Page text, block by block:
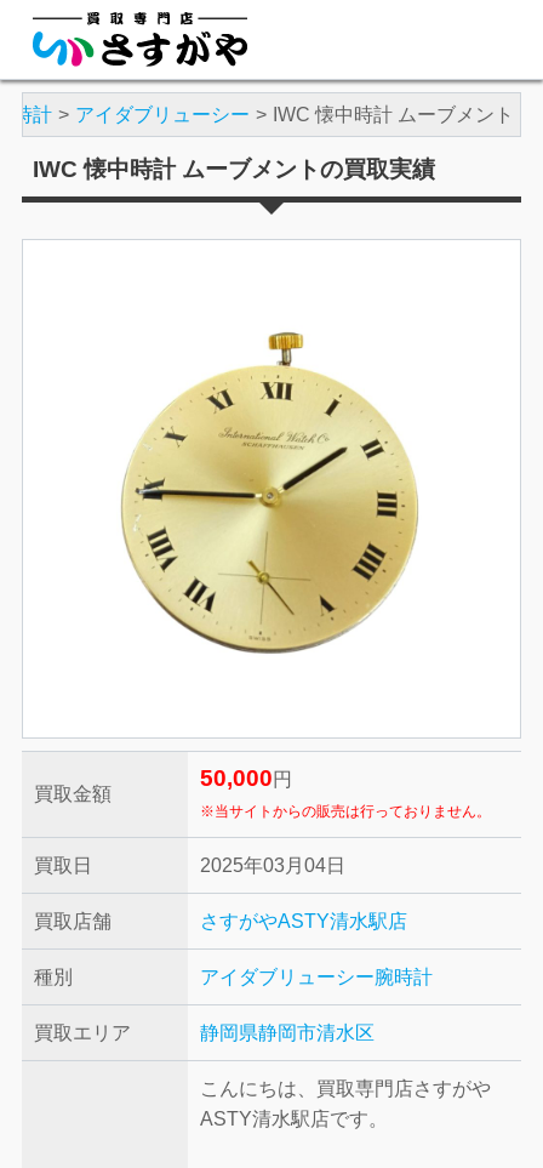
時計 アイダブリューシー IWC 懐中時計 ムーブメント
IWC 懐中時計 ムーブメントの買取実績
買取金額
50,000 円
※当サイトからの販売は行っておりません。
買取日 2025年03月04日
買取店舗 さすがやASTY清水駅店
種別 アイダブリューシー腕時計
買取エリア 静岡県静岡市清水区
こんにちは、買取専門店さすがや
ASTY清水駅店です。